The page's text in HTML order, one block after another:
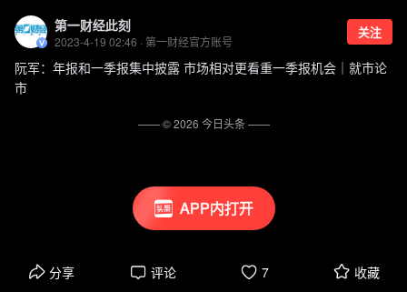
APP内打开
第一财经此刻
2023-4-19 02:46 · 第一财经官方账号
关注
阮军：年报和一季报集中披露 市场相对更看重一季报机会｜就市论
市
分享 评论 7 收藏
—— ©2026 今日头条——